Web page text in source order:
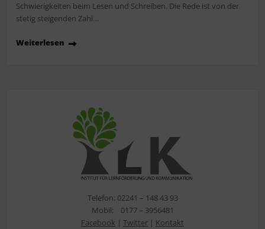
Schwierigkeiten beim Lesen und Schreiben. Die Rede ist von der
stetig steigenden Zahl…
Weiterlesen
Telefon: 02241 – 148 43 93
Mobil: 0177 – 3956481
Facebook | Twitter | Kontakt